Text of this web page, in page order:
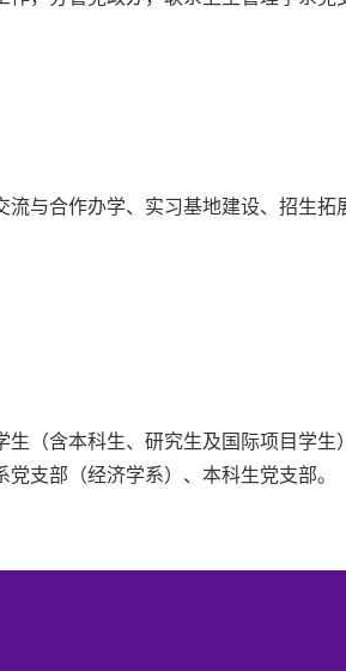
与合作办学、实习基地建设、招生拓
（含本科生、研究生及国际项目学生
支部（经济学系）、本科生党支部。